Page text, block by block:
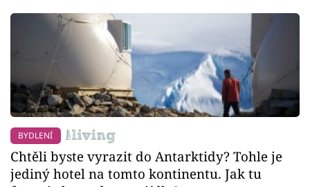
BYDLENÍ
Chtěli byste vyrazit do Antarktidy? Tohle je
jediný hotel na tomto kontinentu. Jak tu